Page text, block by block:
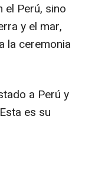
el Perú, sino
y el mar,
la ceremonia
a Perú y
es su